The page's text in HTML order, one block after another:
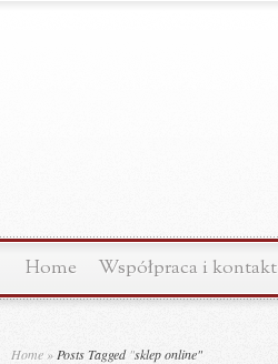
Home Współpraca i kontakt
Home » Posts Tagged "sklep online"